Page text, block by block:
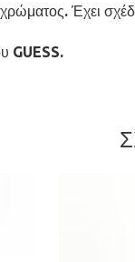
Έχει
GUESS.